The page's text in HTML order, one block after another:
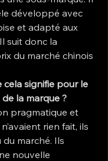
développé avec
et adapté aux
suit donc la
du marché chinois
cela signifie pour le
la marque ?
pragmatique et
rien fait, ils
marché. Ils
nouvelle